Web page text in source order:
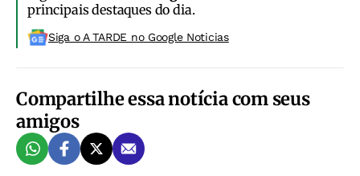
principais destaques do dia.
Siga o A TARDE no Google Noticias
Compartilhe essa notícia com seus
amigos